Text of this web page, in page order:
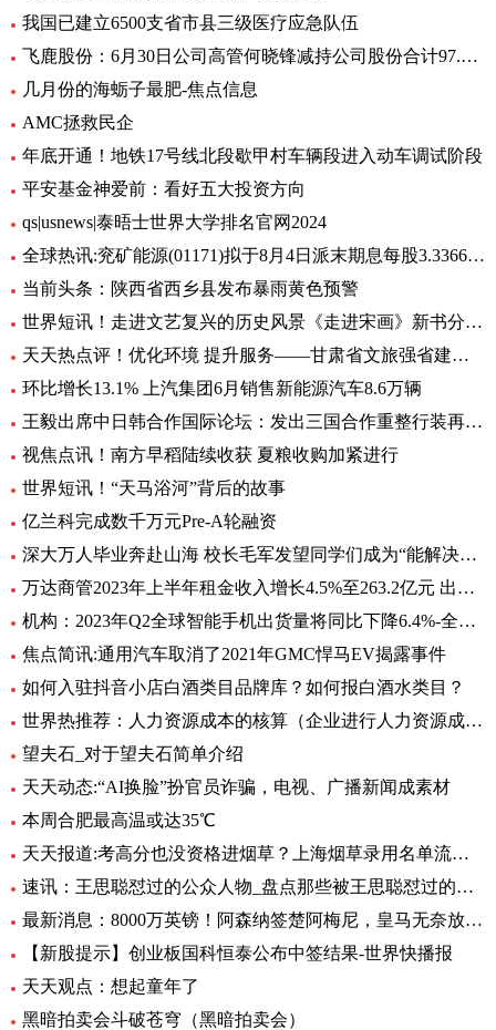
我国已建立6500支省市县三级医疗应急队伍
飞鹿股份：6月30日公司高管何晓锋减持公司股份合计97.6万股|百事通
几月份的海蛎子最肥-焦点信息
AMC拯救民企
年底开通！地铁17号线北段歇甲村车辆段进入动车调试阶段
平安基金神爱前：看好五大投资方向
qs|usnews|泰晤士世界大学排名官网2024
全球热讯:兖矿能源(01171)拟于8月4日派末期息每股3.3366港元
当前头条：陕西省西乡县发布暴雨黄色预警
世界短讯！走进文艺复兴的历史风景《走进宋画》新书分享会在苏州举行
天天热点评！优化环境 提升服务——甘肃省文旅强省建设系列深度报道之保障篇
环比增长13.1% 上汽集团6月销售新能源汽车8.6万辆
王毅出席中日韩合作国际论坛：发出三国合作重整行装再出发的明确信号
视焦点讯！南方早稻陆续收获 夏粮收购加紧进行
世界短讯！“天马浴河”背后的故事
亿兰科完成数千万元Pre-A轮融资
深大万人毕业奔赴山海 校长毛军发望同学们成为“能解决问题的人”
万达商管2023年上半年租金收入增长4.5%至263.2亿元 出租率98.2%-当前头条
机构：2023年Q2全球智能手机出货量将同比下降6.4%-全球即时
焦点简讯:通用汽车取消了2021年GMC悍马EV揭露事件
如何入驻抖音小店白酒类目品牌库？如何报白酒水类目？
世界热推荐：人力资源成本的核算（企业进行人力资源成本核算有什么意义）
望夫石_对于望夫石简单介绍
天天动态:“AI换脸”扮官员诈骗，电视、广播新闻成素材
本周合肥最高温或达35℃
天天报道:考高分也没资格进烟草？上海烟草录用名单流出，印证了张雪峰的话
速讯：王思聪怼过的公众人物_盘点那些被王思聪怼过的名人
最新消息：8000万英镑！阿森纳签楚阿梅尼，皇马无奈放弃，英超4大豪门竞争
【新股提示】创业板国科恒泰公布中签结果-世界快播报
天天观点：想起童年了
黑暗拍卖会斗破苍穹（黑暗拍卖会）